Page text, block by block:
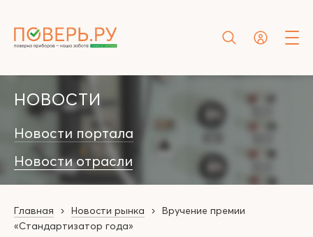
НОВОСТИ
Новости портала
Новости отрасли
Главная Новости рынка
Вручение премии
«Стандартизатор года»